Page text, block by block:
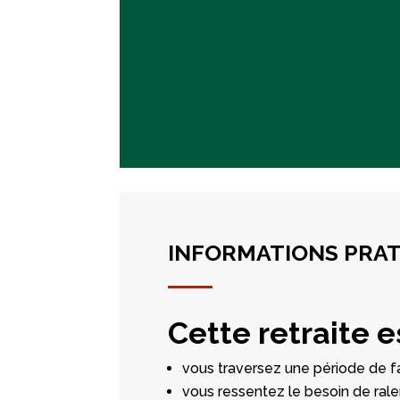
INFORMATIONS
Cette retraite
vous traversez une période de
vous ressentez le besoin de